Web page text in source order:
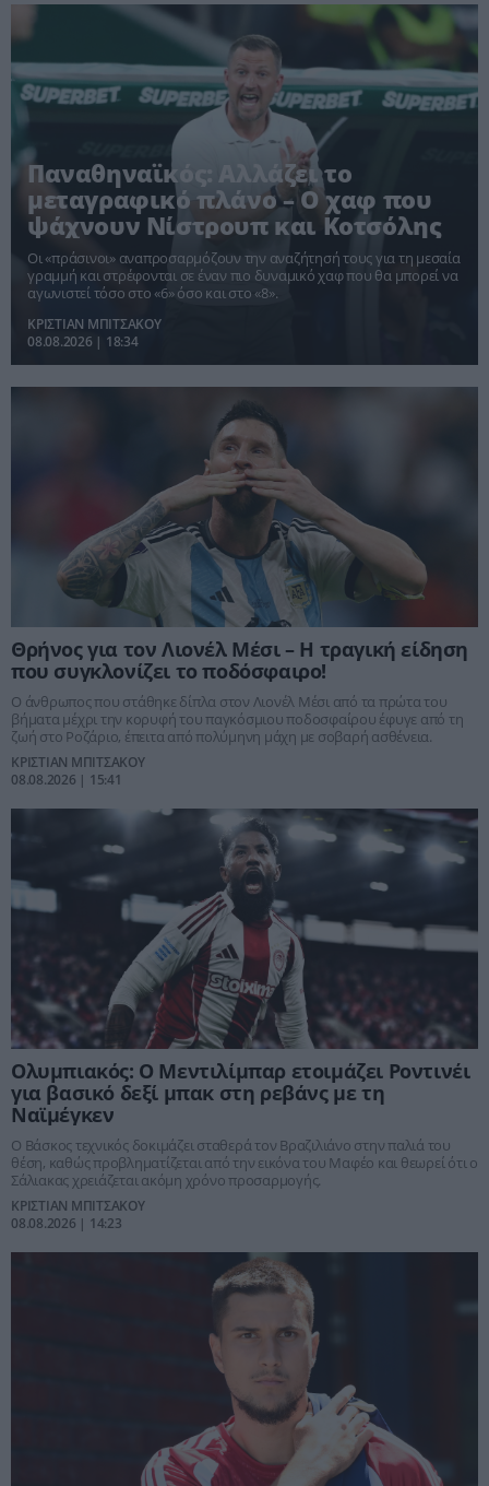
Παναθηναϊκός: Αλλάζει το
μεταγραφικό πλάνο – Ο χαφ που
ψάχνουν Νίστρουπ και Κοτσόλης
Οι «πράσινοι» αναπροσαρμόζουν την αναζήτησή τους για τη μεσαία
γραμμή και στρέφονται σε έναν πιο δυναμικό χαφ που θα μπορεί να
αγωνιστεί τόσο στο «6» όσο και στο «8».
ΚΡΙΣΤΙΑΝ ΜΠΙΤΣΑΚΟΥ
08.08.2026 | 18:34
Θρήνος για τον Λιονέλ Μέσι – Η τραγική είδηση
που συγκλονίζει το ποδόσφαιρο!
Ο άνθρωπος που στάθηκε δίπλα στον Λιονέλ Μέσι από τα πρώτα του
βήματα μέχρι την κορυφή του παγκόσμιου ποδοσφαίρου έφυγε από τη
ζωή στο Ροζάριο, έπειτα από πολύμηνη μάχη με σοβαρή ασθένεια.
ΚΡΙΣΤΙΑΝ ΜΠΙΤΣΑΚΟΥ
08.08.2026 | 15:41
Ολυμπιακός: Ο Μεντιλίμπαρ ετοιμάζει Ροντινέι
για βασικό δεξί μπακ στη ρεβάνς με τη
Ναϊμέγκεν
Ο Βάσκος τεχνικός δοκιμάζει σταθερά τον Βραζιλιάνο στην παλιά του
θέση, καθώς προβληματίζεται από την εικόνα του Μαφέο και θεωρεί ότι ο
Σάλιακας χρειάζεται ακόμη χρόνο προσαρμογής.
ΚΡΙΣΤΙΑΝ ΜΠΙΤΣΑΚΟΥ
08.08.2026 | 14:23